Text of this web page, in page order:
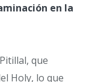
en la
que
Holy, lo que